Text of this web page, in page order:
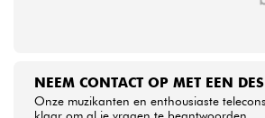
Bekijk onze merken
NEEM CONTACT OP MET EEN
Onze muzikanten en enthousiaste